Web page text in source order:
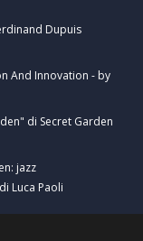
Dupuis
And Innovation - by
di Secret Garden
jazz
Luca Paoli